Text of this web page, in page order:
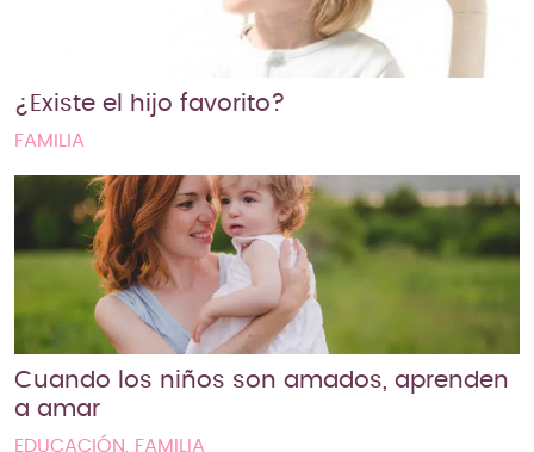
¿Existe el hijo favorito?
FAMILIA
Cuando los niños son amados, aprenden
a amar
EDUCACIÓN, FAMILIA